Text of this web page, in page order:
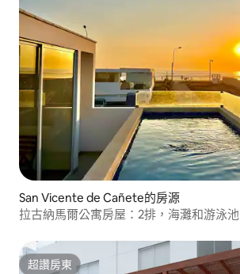
San Vicente de Cañete的房源
拉古納馬爾公寓房屋：2排，海灘和游泳池
超讚房東